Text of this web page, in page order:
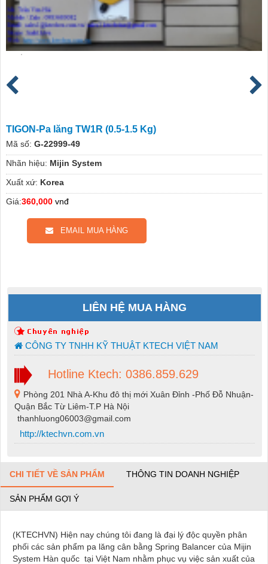
TIGON-Pa lăng TW1R (0.5-1.5 Kg)
Mã số: G-22999-49
Nhãn hiệu: Mijin System
Xuất xứ: Korea
Giá:360,000 vnđ
EMAIL MUA HÀNG
LIÊN HỆ MUA HÀNG
CÔNG TY TNHH KỸ THUẬT KTECH VIỆT NAM
Hotline Ktech: 0386.859.629
Phòng 201 Nhà A-Khu đô thị mới Xuân Đỉnh -Phố Đỗ Nhuận-
Quận Bắc Từ Liêm-T.P Hà Nội
thanhluong06003@gmail.com
http://ktechvn.com.vn
CHI TIẾT VỀ SẢN PHẨM THÔNG TIN DOANH NGHIỆP
SẢN PHẨM GỢI Ý
(KTECHVN) Hiện nay chúng tôi đang là đại lý độc quyền phân
phối các sản phẩm pa lăng cân bằng Spring Balancer của Mijin
System Hàn quốc tại Việt Nam nhằm phục vụ việc sản xuất của